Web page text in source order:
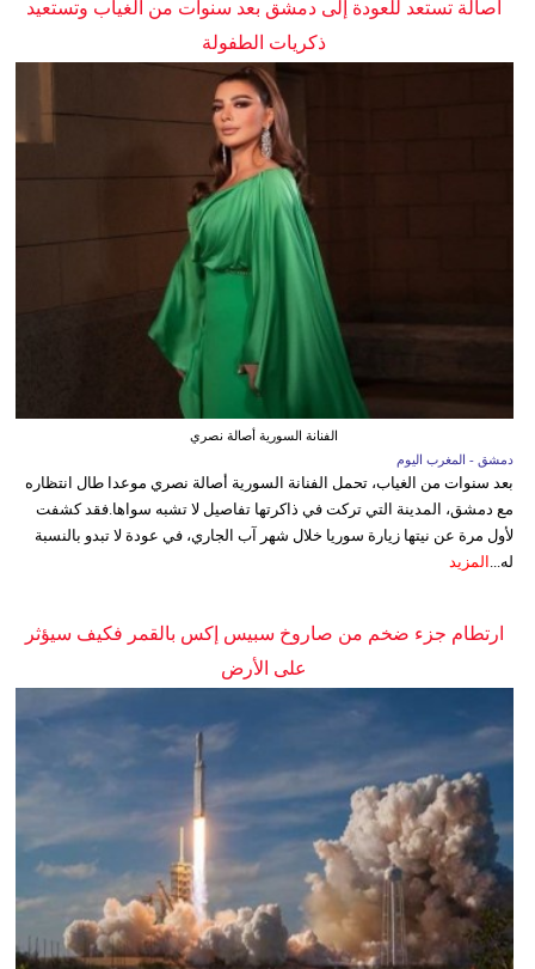
أصالة تستعد للعودة إلى دمشق بعد سنوات من الغياب وتستعيد
ذكريات الطفولة
الفنانة السورية أصالة نصري
دمشق - المغرب اليوم
بعد سنوات من الغياب، تحمل الفنانة السورية أصالة نصري موعدا طال انتظاره
مع دمشق، المدينة التي تركت في ذاكرتها تفاصيل لا تشبه سواها.فقد كشفت
لأول مرة عن نيتها زيارة سوريا خلال شهر آب الجاري، في عودة لا تبدو بالنسبة
له...
المزيد
ارتطام جزء ضخم من صاروخ سبيس إكس بالقمر فكيف سيؤثر
على الأرض